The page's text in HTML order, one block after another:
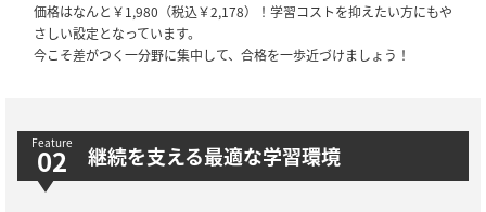
価格はなんと￥1,980（税込￥2,178）！学習コストを抑えたい方にもや
さしい設定となっています。
今こそ差がつく一分野に集中して、合格を一歩近づけましょう！
継続を支える最適な学習環境